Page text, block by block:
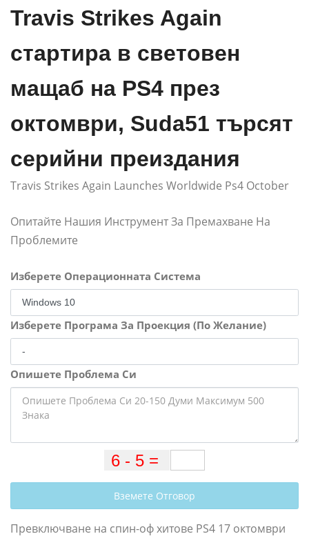
Travis Strikes Again
стартира в световен
мащаб на PS4 през
октомври, Suda51 търсят
серийни преиздания
Travis Strikes Again Launches Worldwide Ps4 October
Опитайте Нашия Инструмент За Премахване На
Проблемите
Изберете Операционната Система
Изберете Програма За Проекция (По Желание)
Опишете Проблема Си
Вземете Отговор
Превключване на спин-оф хитове PS4 17 октомври